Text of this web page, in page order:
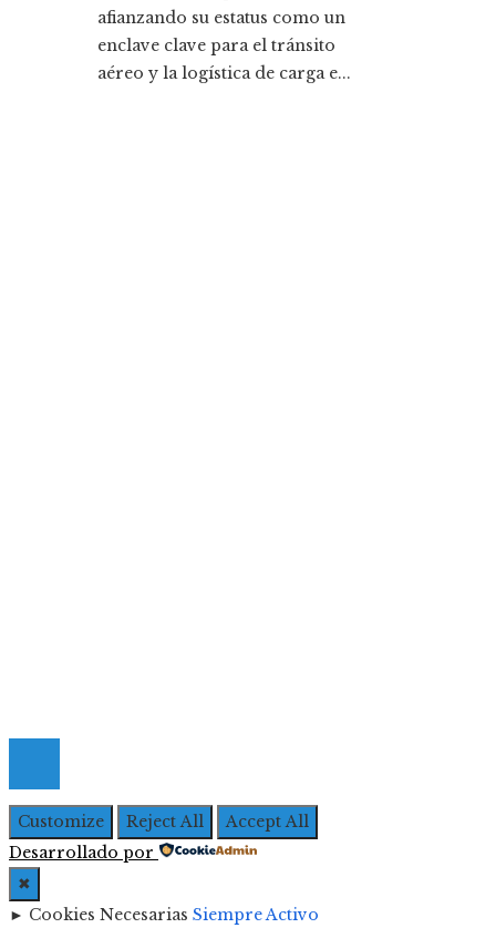
afianzando su estatus como un
enclave clave para el tránsito
aéreo y la logística de carga e...
Customize Reject All
Accept All
Desarrollado por
✖
► Cookies Necesarias Siempre Activo